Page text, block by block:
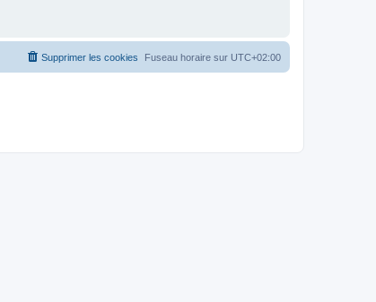
Fuseau horaire sur UTC+02:00
Supprimer les cookies